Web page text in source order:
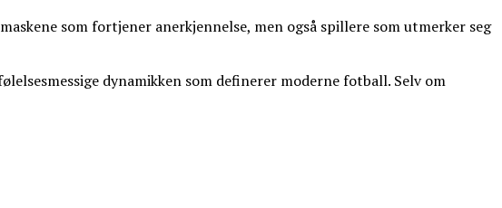
som fortjener anerkjennelse, men også spillere som utmerker seg
dynamikken som definerer moderne fotball. Selv om